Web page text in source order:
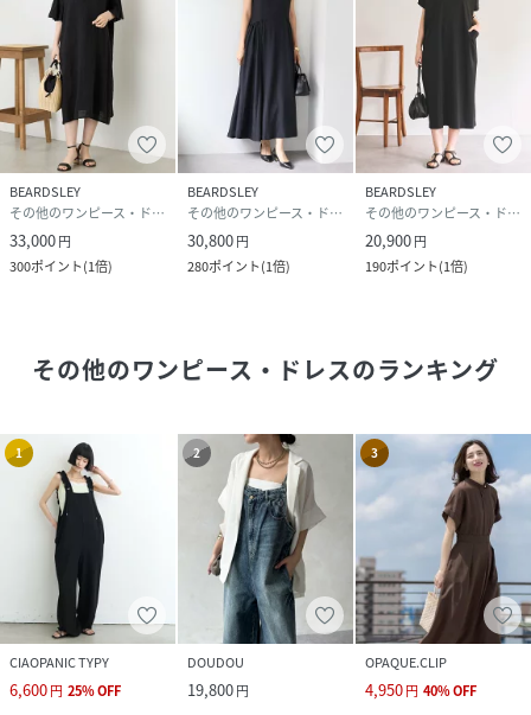
BEARDSLEY
その他のワンピース・ドレス
33,000円
300ポイント(1倍)
BEARDSLEY
その他のワンピース・ドレス
30,800円
280ポイント(1倍)
BEARDSLEY
その他のワンピース・ドレス
20,900円
190ポイント(1倍)
その他のワンピース・ドレスのランキング
1
CIAOPANIC TYPY
6,600円 25%OFF
2
DOUDOU
19,800円
3
OPAQUE.CLIP
4,950円 40%OFF